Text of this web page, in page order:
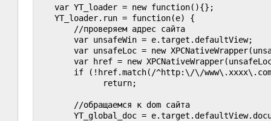
    var YT_loader = new function(){};
    YT_loader.run = function(e) {
        //проверяем адрес сайта
	var unsafeWin = e.target.defaultView;
	var unsafeLoc = new XPCNativeWrapper(unsafeWin, 'location').location;
	var href = new XPCNativeWrapper(unsafeLoc, 'href').href;
        //обращаемся к dom сайта
	YT_global_doc = e.target.defaultView.document;